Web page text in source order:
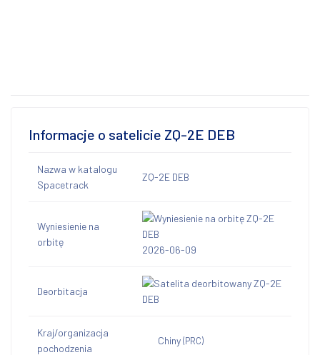
Informacje o satelicie ZQ-2E DEB
Nazwa w katalogu
Spacetrack
ZQ-2E DEB
Wyniesienie na
orbitę
2026-06-09
Deorbitacja
Kraj/organizacja
pochodzenia
Chiny(PRC)